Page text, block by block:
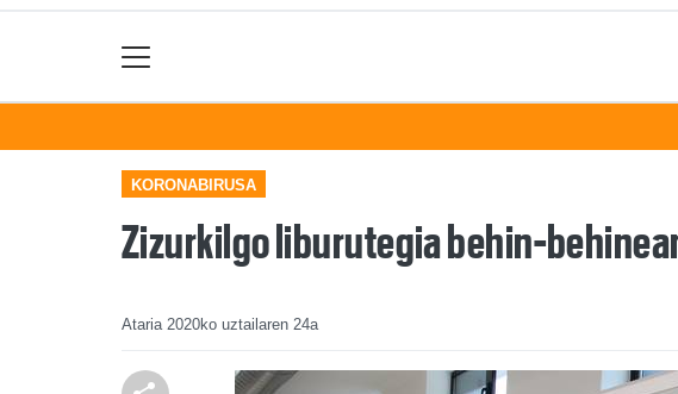
KORONABIRUSA
Zizurkilgo liburutegia behin-
Ataria 2020ko uztailaren 24a